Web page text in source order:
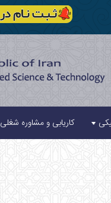
کاریابی و مشاوره شغلی